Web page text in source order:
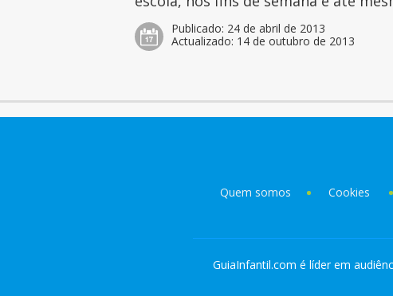
Publicado: 24 de abril de 2013
Actualizado: 14 de outubro de 2013
Quem somos Cookies
GuiaInfantil.com é líder em